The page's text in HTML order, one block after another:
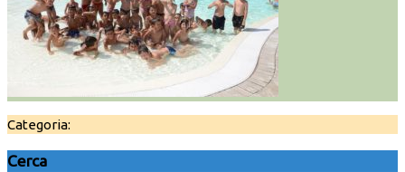
Categoria:
Cerca